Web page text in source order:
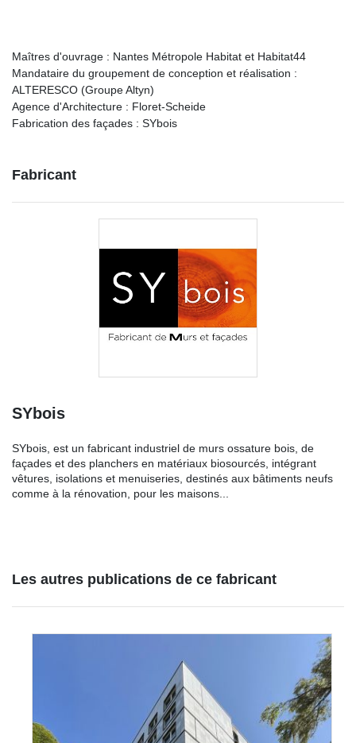
Maîtres d'ouvrage : Nantes Métropole Habitat et Habitat44
Mandataire du groupement de conception et réalisation :
ALTERESCO (Groupe Altyn)
Agence d'Architecture : Floret-Scheide
Fabrication des façades : SYbois
Fabricant
SYbois
SYbois, est un fabricant industriel de murs ossature bois, de
façades et des planchers en matériaux biosourcés, intégrant
vêtures, isolations et menuiseries, destinés aux bâtiments neufs
comme à la rénovation, pour les maisons...
Les autres publications de ce fabricant